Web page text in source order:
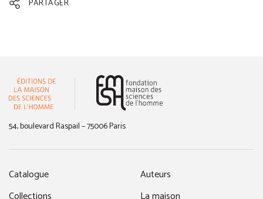
PARTAGER
54, boulevard Raspail – 75006 Paris
Catalogue
Auteurs